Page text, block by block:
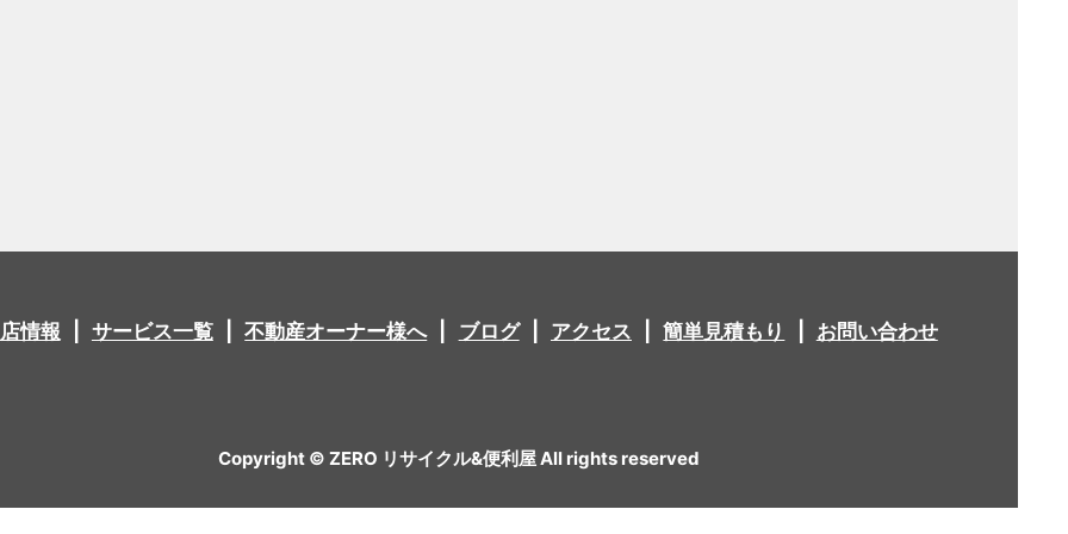
情報 サービス一覧 不動産オーナー様へ ブログ アクセス 簡単見積もり お問い合わせ
Copyright © ZERO リサイクル&便利屋 All rights reserved